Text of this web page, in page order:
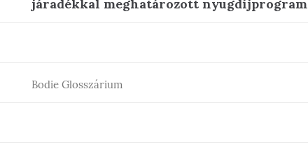
járadékkal meghatározott nyugdíjprogram
Bodie Glosszárium